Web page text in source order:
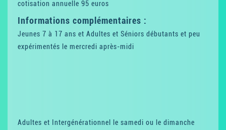
cotisation annuelle 95 euros
Informations complémentaires :
Jeunes 7 à 17 ans et Adultes et Séniors débutants et peu
expérimentés le mercredi après-midi
Adultes et Intergénérationnel le samedi ou le dimanche